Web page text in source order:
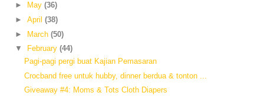
►
May (36)
► April (38)
► March (50)
▼
February (44)
Pagi-pagi pergi buat Kajian Pemasaran
Crocband free untuk hubby, dinner berdua & tonton ...
Giveaway #4: Moms & Tots Cloth Diapers